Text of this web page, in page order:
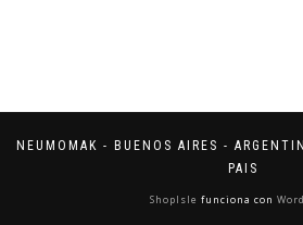
NEUMOMAK - BUENOS AIRES -
PAIS
ShopIsle funciona con